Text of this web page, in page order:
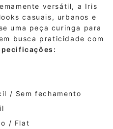
versátil, a Iris
casuais, urbanos e
uma peça curinga para
busca praticidade com
/ Sem fechamento
/ Flat